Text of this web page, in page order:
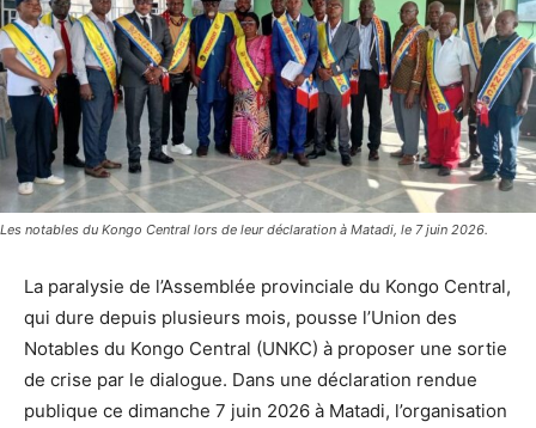
Les notables du Kongo Central lors de leur déclaration à Matadi, le 7 juin 2026.
La paralysie de l’Assemblée provinciale du Kongo Central,
qui dure depuis plusieurs mois, pousse l’Union des
Notables du Kongo Central (UNKC) à proposer une sortie
de crise par le dialogue. Dans une déclaration rendue
publique ce dimanche 7 juin 2026 à Matadi, l’organisation